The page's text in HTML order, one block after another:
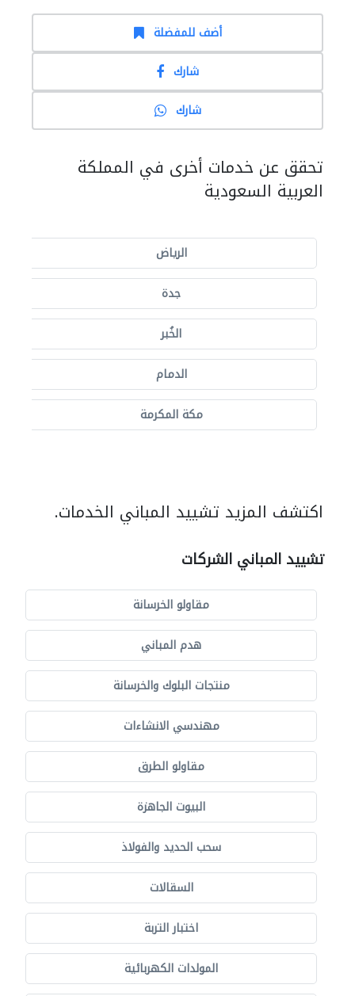
أضف للمفضلة
شارك
شارك
تحقق عن خدمات أخرى في المملكة
العربية السعودية
الرياض
جدة
الخُبر
الدمام
مكة المكرمة
اكتشف المزيد تشييد المباني الخدمات.
تشييد المباني الشركات
مقاولو الخرسانة
هدم المباني
منتجات البلوك والخرسانة
مهندسي الانشاءات
مقاولو الطرق
البيوت الجاهزة
سحب الحديد والفولاذ
السقالات
اختبار التربة
المولدات الكهربائية